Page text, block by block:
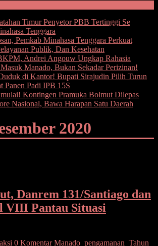
Timur Penyetor PBB Tertinggi Se
Tenggara
Pemkab Minahasa Tenggara Perkuat
Publik, Dan Kesehatan
Andrei Angouw Ungkap Rahasia
Manado, Bukan Sekadar Perizinan!
di Kantor! Bupati Sirajudin Pilih Turun
Panen Padi IPB 15S
Kontingen Pramuka Bolmut Dilepas
Nasional, Bawa Harapan Satu Daerah
2020
Danrem 131/Santiago dan
VIII Pantau Situasi
0 Komentar Manado pengamanan Tahun